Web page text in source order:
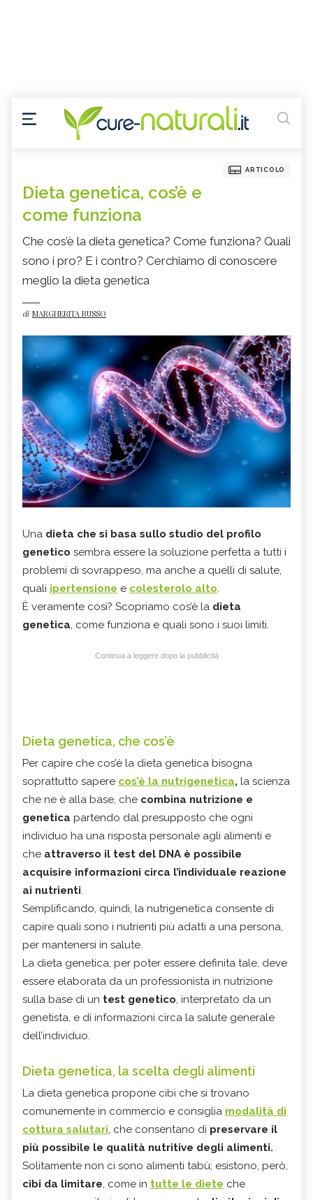
ARTICOLO
Dieta genetica, cos’è e
come funziona
Che cos’è la dieta genetica? Come funziona? Quali
sono i pro? E i contro? Cerchiamo di conoscere
meglio la dieta genetica
di MARGHERITA RUSSO
Una dieta che si basa sullo studio del profilo
genetico sembra essere la soluzione perfetta a tutti i
problemi di sovrappeso, ma anche a quelli di salute,
quali ipertensione e colesterolo alto.
È veramente così? Scopriamo cos’è la dieta
genetica, come funziona e quali sono i suoi limiti.
Continua a leggere dopo la pubblicità
Dieta genetica, che cos’è
Per capire che cos’è la dieta genetica bisogna
soprattutto sapere cos’è la nutrigenetica, la scienza
che ne è alla base, che combina nutrizione e
genetica partendo dal presupposto che ogni
individuo ha una risposta personale agli alimenti e
che attraverso il test del DNA è possibile
acquisire informazioni circa l’individuale reazione
ai nutrienti.
Semplificando, quindi, la nutrigenetica consente di
capire quali sono i nutrienti più adatti a una persona,
per mantenersi in salute.
La dieta genetica, per poter essere definita tale, deve
essere elaborata da un professionista in nutrizione
sulla base di un test genetico, interpretato da un
genetista, e di informazioni circa la salute generale
dell’individuo.
Dieta genetica, la scelta degli alimenti
La dieta genetica propone cibi che si trovano
comunemente in commercio e consiglia modalità di
cottura salutari, che consentano di preservare il
più possibile le qualità nutritive degli alimenti.
Solitamente non ci sono alimenti tabù; esistono, però,
cibi da limitare, come in tutte le diete che